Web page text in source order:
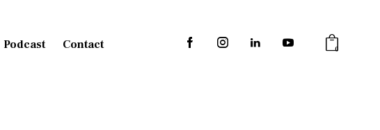
Podcast Contact 0